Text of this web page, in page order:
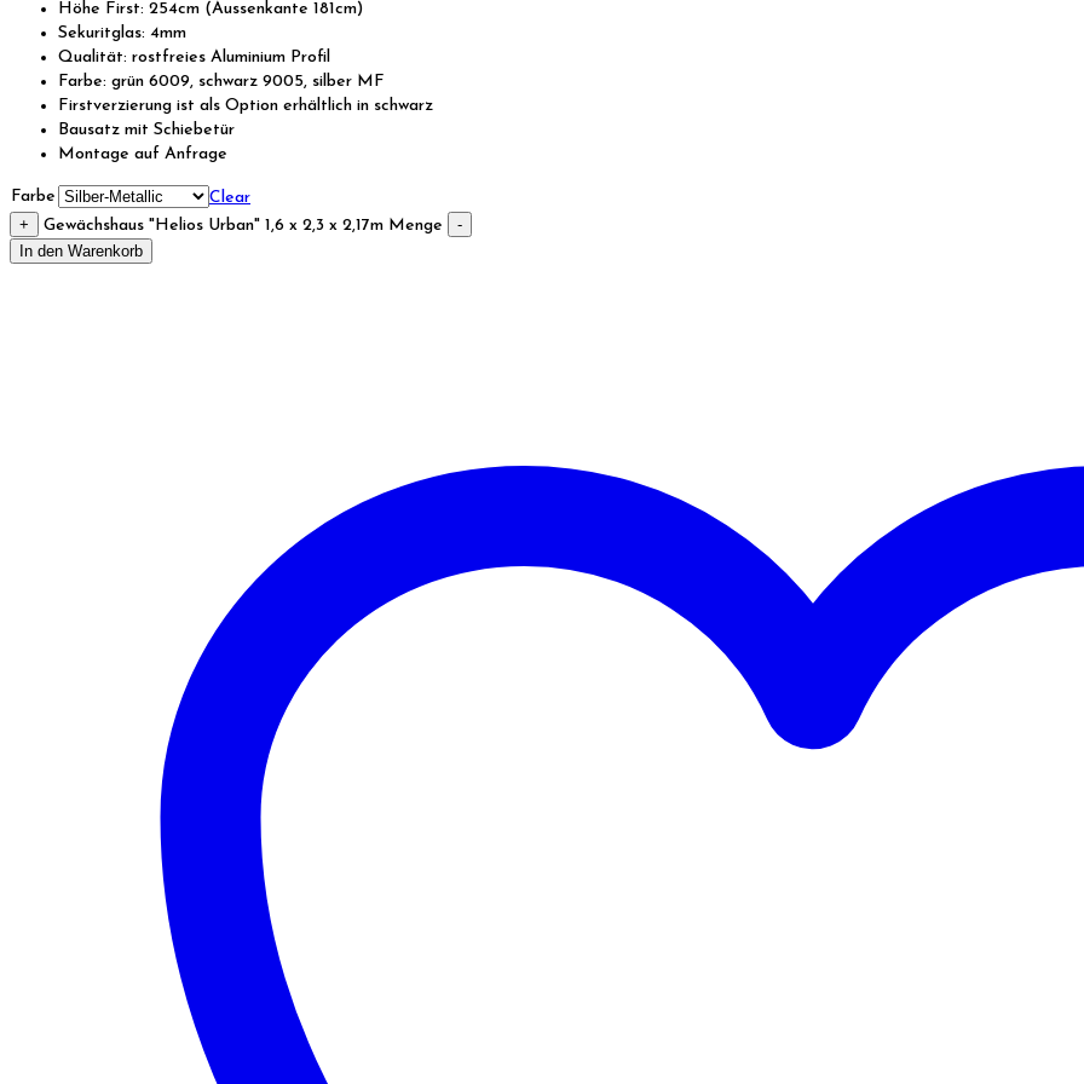
Höhe First: 254cm (Aussenkante 181cm)
Sekuritglas: 4mm
Qualität: rostfreies Aluminium Profil
Farbe: grün 6009, schwarz 9005, silber MF
Firstverzierung ist als Option erhältlich in schwarz
Bausatz mit Schiebetür
Montage auf Anfrage
Farbe
Clear
+
Gewächshaus "Helios Urban" 1,6 x 2,3 x 2,17m Menge
-
In den Warenkorb